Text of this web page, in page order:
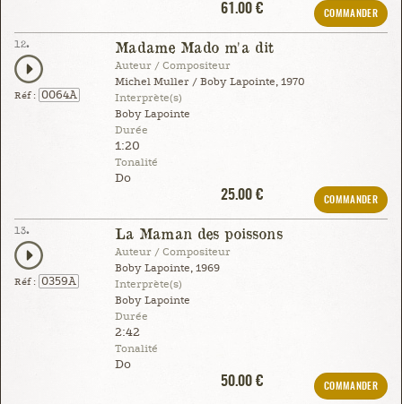
61.00 €
COMMANDER
12.
Réf : 0064A
Madame Mado m'a dit
Auteur / Compositeur
Michel Muller / Boby Lapointe, 1970
Interprète(s)
Boby Lapointe
Durée
1:20
Tonalité
Do
25.00 €
COMMANDER
13.
Réf : 0359A
La Maman des poissons
Auteur / Compositeur
Boby Lapointe, 1969
Interprète(s)
Boby Lapointe
Durée
2:42
Tonalité
Do
50.00 €
COMMANDER